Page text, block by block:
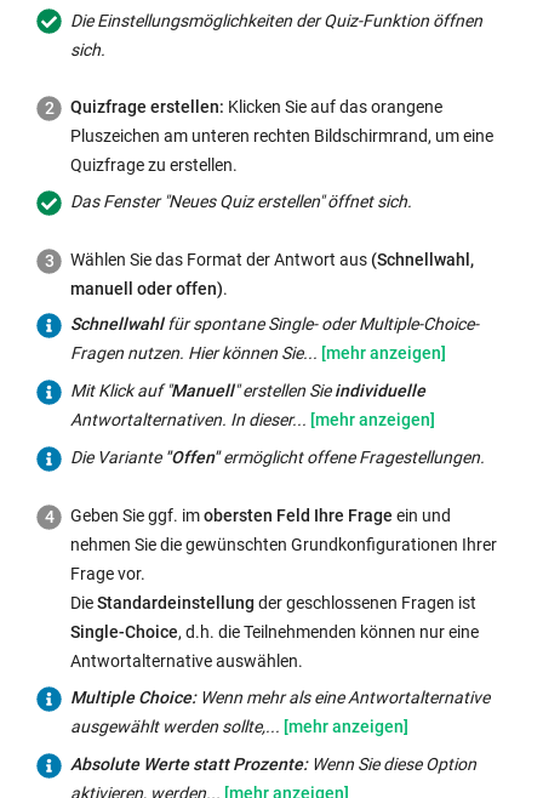
gleichen
Account
wird
erstellte
Session
nach
gelöscht.
Funktionen
von
tweedback
nutzen
zu
registrieren
Sie
sich
mit
Ihrer
HFU-
Mailadresse
(abc1234@hs-
furtwanegn.de)
Die Einstellungsmöglichkeiten der Quiz-Funktion öffnen
sich.
Quizfrage erstellen: Klicken Sie auf das orangene
Pluszeichen am unteren rechten Bildschirmrand, um eine
Quizfrage zu erstellen.
Das Fenster "Neues Quiz erstellen" öffnet sich.
Wählen Sie das Format der Antwort aus (Schnellwahl,
manuell oder offen).
Schnellwahl
für
spontane
Single-
Multiple-
Fragen
nutzen.
Hier
können
Sie
zwischen
fünf
vorgegebenen
Antwortalternativ-
Darstellungen
Schnellwahlfür spontane Single- oder Multiple-Choice-
Fragen nutzen. Hier können Sie...
Mit
Klick
auf
erstellen
Sie
individuelle
Antwortalternativen.
In
dieser
können Sie
durch
einen
Mit Klick auf "Manuell" erstellen Sieindividuelle
Antwortalternativen. In dieser...
Die Variante "Offen"ermöglicht offene Fragestellungen.
Geben Sie ggf. imobersten Feld Ihre Frage ein und
nehmen Sie die gewünschten Grundkonfigurationen Ihrer
Frage vor.
DieStandardeinstellung der geschlossenen Fragen ist
Single-Choice, d.h. die Teilnehmenden können nur eine
Antwortalternative auswählen.
Multiple
Choice:
Wenn
mehr
Multiple Choice:Wenn mehr als eine Antwortalternative
ausgewählt werden sollte,...
Absolute
Werte
Absolute Werte statt Prozente:Wenn Sie diese Option
aktivieren, werden...